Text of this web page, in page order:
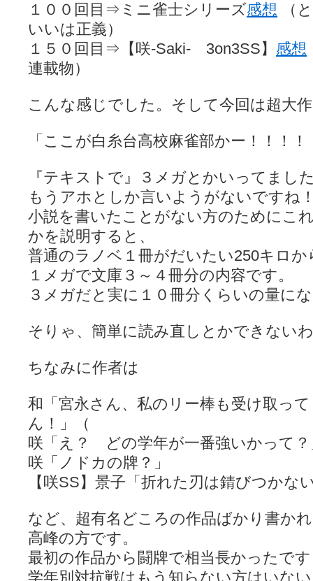
１００回目⇒ミニ雀士シリーズ感想 （
いいは正義）
１５０回目⇒【咲-Saki- 3on3SS】 感想
連載物）
こんな感じでした。そして今回は超大
「ここが白糸台高校麻雀部かー！！！！
『テキストで』３メガとかいってまし
もうアホとしか言いようがないですね
小説を書いたことがない方のためにこ
かを説明すると、
普通のラノベ１冊がだいたい250キロ
１メガで文庫３～４冊分の内容です。
３メガだと実に１０冊分くらいの量に
そりゃ、簡単に読み直しとかできない
ちなみに作者は
和「宮永さん、私のリー棒も受け取っ
ん！」（
咲「え？ どの学年が一番強いかって？
咲「ノドカの牌？」
【咲SS】景子「折れた刃は錆びつかな
など、超有名どころの作品ばかり書か
高峰の方です。
最初の作品から闘牌で相当長かったで
学年別対抗戦はもう知らない方はいな